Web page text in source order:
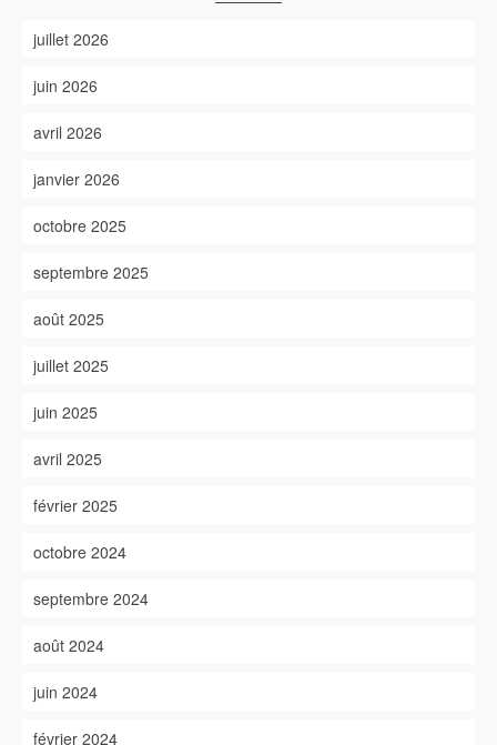
juillet 2026
juin 2026
avril 2026
janvier 2026
octobre 2025
septembre 2025
août 2025
juillet 2025
juin 2025
avril 2025
février 2025
octobre 2024
septembre 2024
août 2024
juin 2024
février 2024